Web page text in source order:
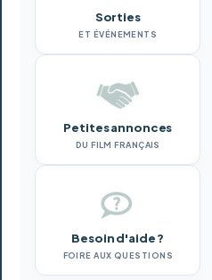
Sorties
ET ÉVÉNEMENTS
Petites annonces
DU FILM FRANÇAIS
Besoin d'aide ?
FOIRE AUX QUESTIONS